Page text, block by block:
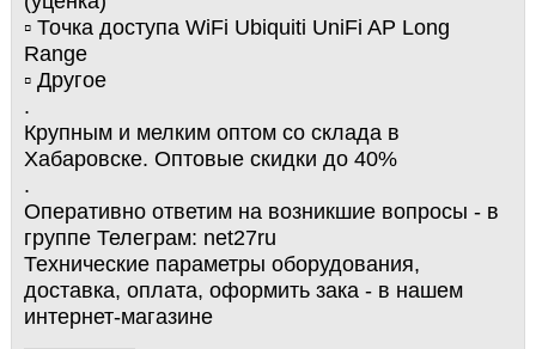
▫️ Точка доступа WiFi Ubiquiti UniFi AP Long
Range
▫️ Другое
.
Крупным и мелким оптом со склада в
Хабаровске. Оптовые скидки до 40%
.
Оперативно ответим на возникшие вопросы - в
группе Телеграм: net27ru
Технические параметры оборудования,
доставка, оплата, оформить зака - в нашем
интернет-магазине